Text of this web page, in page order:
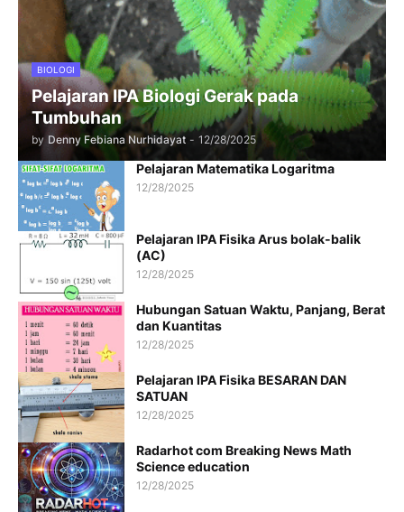
BIOLOGI
Pelajaran IPA Biologi Gerak pada
Tumbuhan
by Denny Febiana Nurhidayat - 12/28/2025
Pelajaran Matematika Logaritma
12/28/2025
Pelajaran IPA Fisika Arus bolak-balik
(AC)
12/28/2025
Hubungan Satuan Waktu, Panjang, Berat
dan Kuantitas
12/28/2025
Pelajaran IPA Fisika BESARAN DAN
SATUAN
12/28/2025
Radarhot com Breaking News Math
Science education
12/28/2025